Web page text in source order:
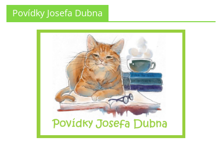
Povídky Josefa Dubna